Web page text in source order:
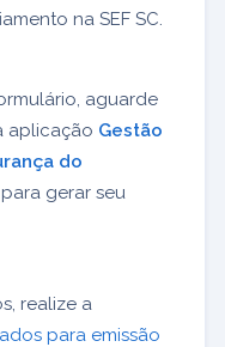
na SEF SC.
aguarde
aplicação Gestão
do
para gerar seu
realize a
para emissão